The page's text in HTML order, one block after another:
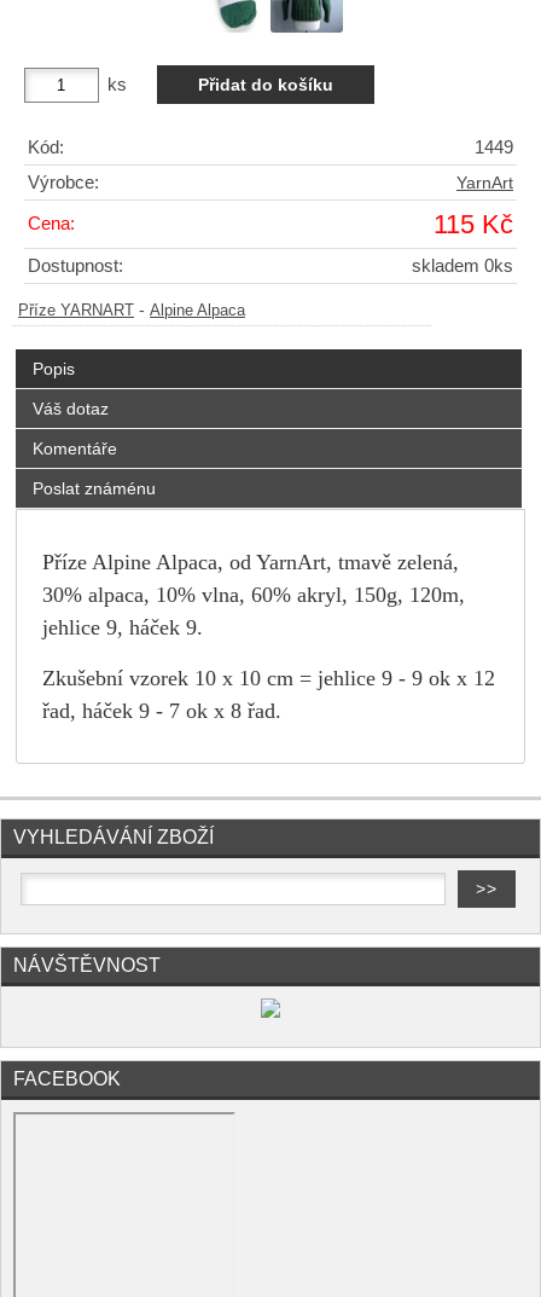
ks
Kód:
1449
Výrobce:
YarnArt
Cena: 115 Kč
Dostupnost: skladem 0ks
Příze YARNART - Alpine Alpaca
Popis
Váš dotaz
Komentáře
Poslat známénu
Příze Alpine Alpaca, od YarnArt, tmavě zelená,
30% alpaca, 10% vlna, 60% akryl, 150g, 120m,
jehlice 9, háček 9.
Zkušební vzorek 10 x 10 cm = jehlice 9 - 9 ok x 12
řad, háček 9 - 7 ok x 8 řad.
VYHLEDÁVÁNÍ ZBOŽÍ
NÁVŠTĚVNOST
FACEBOOK